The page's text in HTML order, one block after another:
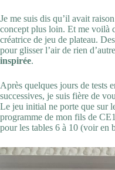
Je me suis dis qu’il avait
concept plus loin. Et me voilà
créatrice de jeu de plateau.
pour glisser l’air de rien
inspirée.
Après quelques jours de tests
successives, je suis fière de
Le jeu initial ne porte que sur
programme de mon fils de
pour les tables 6 à 10 (voir en